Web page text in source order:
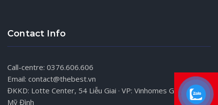
Contact Info
Call-centre: 0376.606.606
Email: contact@thebest.vn
ĐKKD: Lotte Center, 54 Liễu Giai · VP: Vinhomes Gardenia,
Mỹ Đình